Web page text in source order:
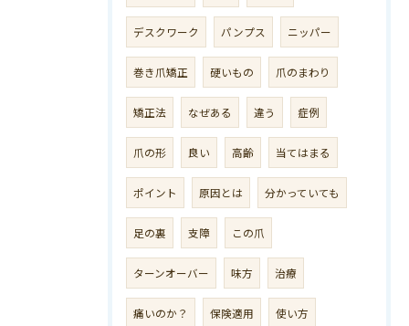
デスクワーク パンプス ニッパー
巻き爪矯正 硬いもの 爪のまわり
矯正法 なぜある 違う 症例
爪の形 良い 高齢 当てはまる
ポイント 原因とは 分かっていても
足の裏 支障 この爪
ターンオーバー 味方 治療
痛いのか？ 保険適用 使い方